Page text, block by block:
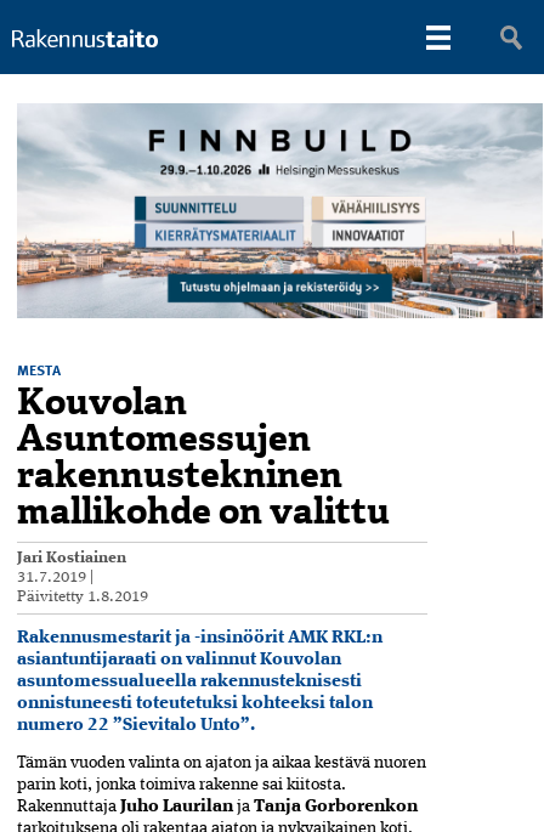
MESTA
Kouvolan
Asuntomessujen
rakennustekninen
mallikohde on valittu
Jari Kostiainen
31.7.2019
Päivitetty 1.8.2019
Rakennusmestarit ja -insinöörit AMK RKL:n
asiantuntijaraati on valinnut Kouvolan
asuntomessualueella rakennusteknisesti
onnistuneesti toteutetuksi kohteeksi talon
numero 22 ”Sievitalo Unto”.
Tämän vuoden valinta on ajaton ja aikaa kestävä nuoren
parin koti, jonka toimiva rakenne sai kiitosta.
Rakennuttaja Juho Laurilanja Tanja Gorborenkon
tarkoituksena oli rakentaa ajaton ja nykyaikainen koti.